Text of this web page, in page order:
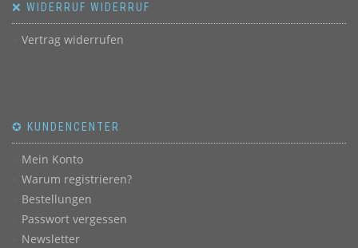
❌ WIDERRUF WIDERRUF
Vertrag widerrufen
✪ KUNDENCENTER
Mein Konto
Warum registrieren?
Bestellungen
Passwort vergessen
Newsletter